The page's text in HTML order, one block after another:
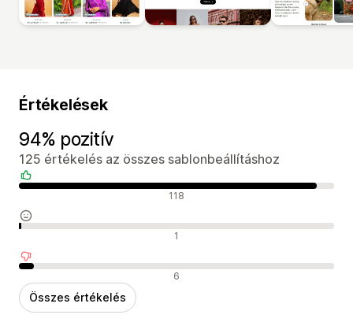
Értékelések
94% pozitív
125 értékelés az összes sablonbeállításhoz
Pozitív értékelések 118
Semleges értékelések 1
Negatív értékelések 6
Összes értékelés